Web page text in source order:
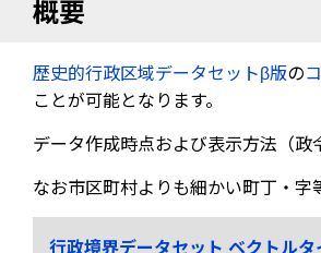
概要
歴史的行政区域データセットβ版の
ことが可能となります。
データ作成時点および表示方法（政
なお市区町村よりも細かい町丁・字
行政境界データセット ベクトルタ